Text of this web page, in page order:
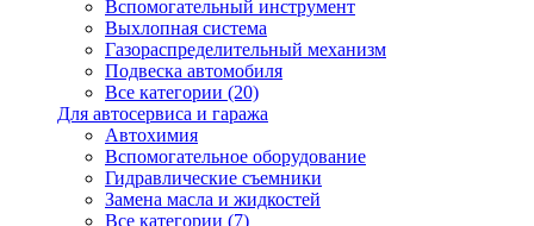
Вспомогательный инструмент
Выхлопная система
Газораспределительный механизм
Подвеска автомобиля
Все категории (20)
Для автосервиса и гаража
Автохимия
Вспомогательное оборудование
Гидравлические съемники
Замена масла и жидкостей
Все категории (7)